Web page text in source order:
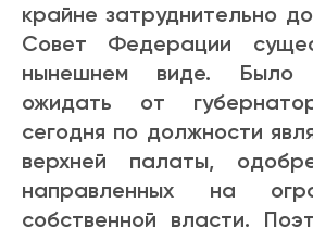
крайне затруднительно
Совет Федерации
нынешнем виде. Было
ожидать от
сегодня по должности
верхней палаты,
направленных на
собственной власти.